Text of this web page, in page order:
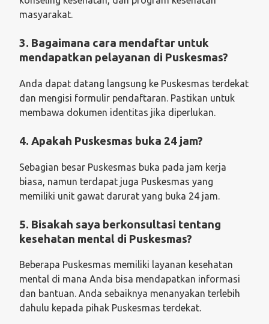
masyarakat.
3. Bagaimana cara mendaftar untuk
mendapatkan pelayanan di Puskesmas?
Anda dapat datang langsung ke Puskesmas terdekat
dan mengisi formulir pendaftaran. Pastikan untuk
membawa dokumen identitas jika diperlukan.
4. Apakah Puskesmas buka 24 jam?
Sebagian besar Puskesmas buka pada jam kerja
biasa, namun terdapat juga Puskesmas yang
memiliki unit gawat darurat yang buka 24 jam.
5. Bisakah saya berkonsultasi tentang
kesehatan mental di Puskesmas?
Beberapa Puskesmas memiliki layanan kesehatan
mental di mana Anda bisa mendapatkan informasi
dan bantuan. Anda sebaiknya menanyakan terlebih
dahulu kepada pihak Puskesmas terdekat.